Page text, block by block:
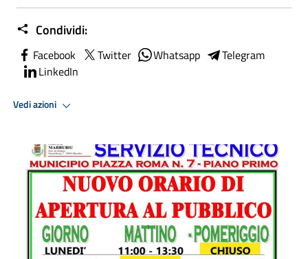
Condividi:
Facebook Twitter Whatsapp
Telegram
LinkedIn
Vedi azioni